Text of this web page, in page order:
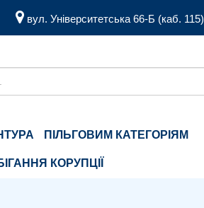
вул. Університетська 66-Б (каб. 115)
ПІЛЬГОВИМ КАТЕГОРІЯМ
КОРУПЦІЇ